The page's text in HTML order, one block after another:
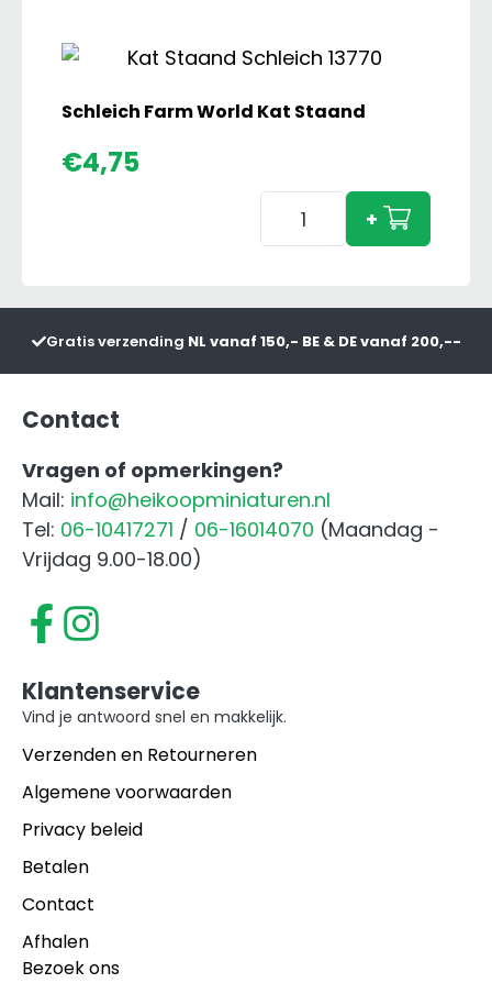
aantal
Schleich Farm World Kat Staand
€4,75
Schleich
Farm
aantal
+
Gratis verzending NL vanaf 150,- BE & DE vanaf 200,--
Contact
Vragen of opmerkingen?
Mail: info@heikoopminiaturen.nl
Tel: 06-10417271 / 06-16014070 (Maandag -
Vrijdag 9.00-18.00)
Klantenservice
Vind je antwoord snel en makkelijk.
Verzenden en Retourneren
Algemene voorwaarden
Privacy beleid
Betalen
Contact
Afhalen
Bezoek ons